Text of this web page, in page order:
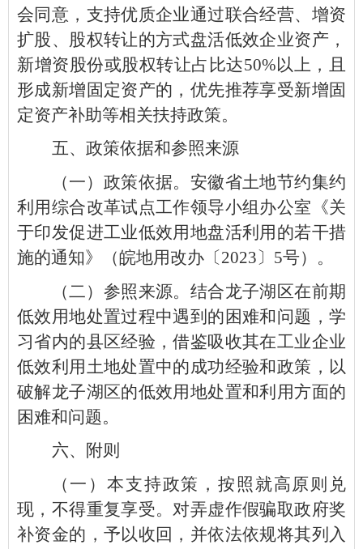
会同意，支持优质企业通过联合经营、增资
扩股、股权转让的方式盘活低效企业资产，
新增资股份或股权转让占比达50%以上，且
形成新增固定资产的，优先推荐享受新增固
定资产补助等相关扶持政策。
五、政策依据和参照来源
（一）政策依据。安徽省土地节约集约
利用综合改革试点工作领导小组办公室《关
于印发促进工业低效用地盘活利用的若干措
施的通知》（皖地用改办〔2023〕5号）。
（二）参照来源。结合龙子湖区在前期
低效用地处置过程中遇到的困难和问题，学
习省内的县区经验，借鉴吸收其在工业企业
低效利用土地处置中的成功经验和政策，以
破解龙子湖区的低效用地处置和利用方面的
困难和问题。
六、附则
（一）本支持政策，按照就高原则兑
现，不得重复享受。对弄虚作假骗取政府奖
补资金的，予以收回，并依法依规将其列入